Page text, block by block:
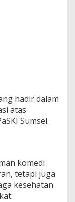
hadir dalam
atas
Sumsel.
komedi
tetapi juga
kesehatan